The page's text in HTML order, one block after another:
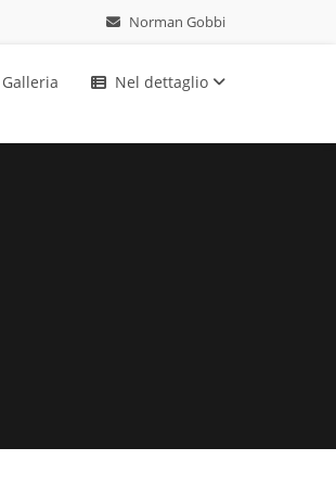
Norman Gobbi
Galleria Nel dettaglio